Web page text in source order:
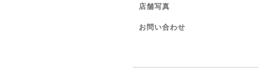
店舗写真
お問い合わせ